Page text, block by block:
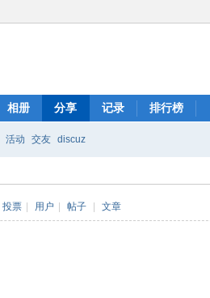
相册 分享 记录 排行榜
活动 交友 discuz
投票 用户 帖子 文章